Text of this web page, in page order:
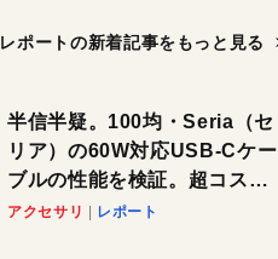
レポートの新着記事をもっと見る
半信半疑。100均・Seria（セ
リア）の60W対応USB-Cケー
ブルの性能を検証。超コスパ
の1本を発見か？
アクセサリ レポート